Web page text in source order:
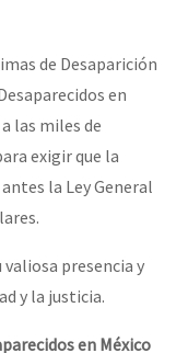
de Desaparición
en
las miles de
exigir que la
la Ley General
presencia y
y la justicia.
en México